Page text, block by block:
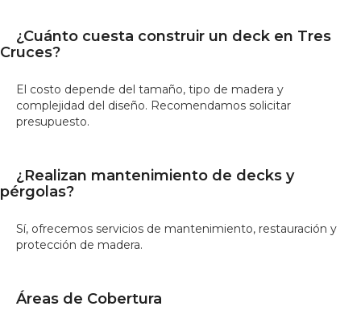
¿Cuánto cuesta construir un deck en Tres
Cruces?
El costo depende del tamaño, tipo de madera y
complejidad del diseño. Recomendamos solicitar
presupuesto.
¿Realizan mantenimiento de decks y
pérgolas?
Sí, ofrecemos servicios de mantenimiento, restauración y
protección de madera.
Áreas de Cobertura